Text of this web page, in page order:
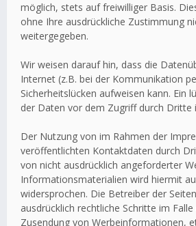
möglich, stets auf freiwilliger Basis.
ohne Ihre ausdrückliche Zustimmung
weitergegeben.
Wir weisen darauf hin, dass die
Internet (z.B. bei der Kommunikation
Sicherheitslücken aufweisen kann. Ein
der Daten vor dem Zugriff durch Dritte
Der Nutzung von im Rahmen der
veröffentlichten Kontaktdaten durch
von nicht ausdrücklich angeforderter
Informationsmaterialien wird hiermit
widersprochen. Die Betreiber der
ausdrücklich rechtliche Schritte im
Zusendung von Werbeinformationen,